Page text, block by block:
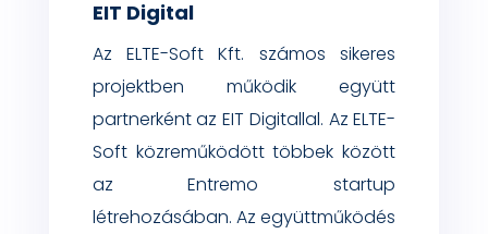
EIT Digital
Az ELTE-Soft Kft. számos sikeres
projektben működik együtt
partnerként az EIT Digitallal. Az ELTE-
Soft közreműködött többek között
az Entremo startup
létrehozásában. Az együttműködés